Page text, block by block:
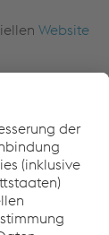
Website